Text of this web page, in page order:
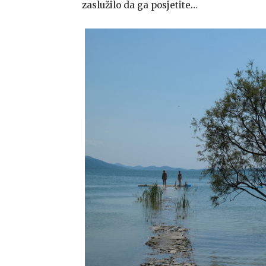
zaslužilo da ga posjetite…